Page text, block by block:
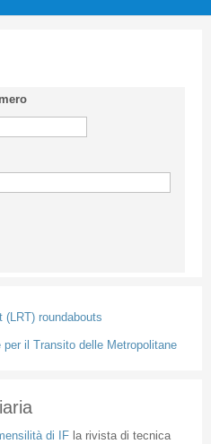
roundabouts
il Transito delle Metropolitane
di IFla rivista di tecnica